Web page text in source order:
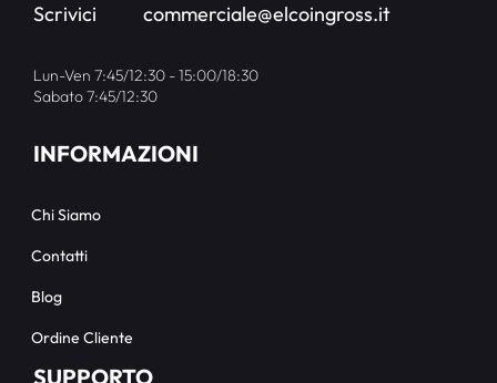
Scrivici
commerciale@elcoingross.it
Lun-Ven 7:45/12:30 - 15:00/18:30
Sabato 7:45/12:30
INFORMAZIONI
Chi Siamo
Contatti
Blog
Ordine Cliente
SUPPORTO